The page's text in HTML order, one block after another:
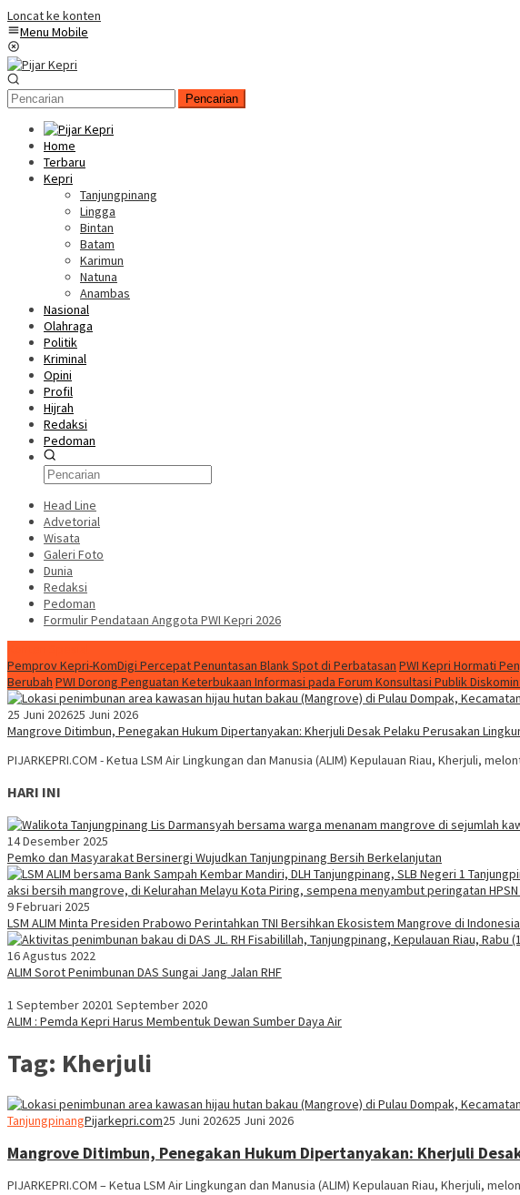
Loncat ke konten
Menu Mobile
Pencarian
Home
Terbaru
Kepri
Tanjungpinang
Lingga
Bintan
Batam
Karimun
Natuna
Anambas
Nasional
Olahraga
Politik
Kriminal
Opini
Profil
Hijrah
Redaksi
Pedoman
Head Line
Advetorial
Wisata
Galeri Foto
Dunia
Redaksi
Pedoman
Formulir Pendataan Anggota PWI Kepri 2026
Pemprov Kepri-KomDigi Percepat Penuntasan Blank Spot di Perbatasan PWI Kepri Hormati
Berubah PWI Dorong Penguatan Keterbukaan Informasi pada Forum Konsultasi Publik
25 Juni 202625 Juni 2026
Mangrove Ditimbun, Penegakan Hukum Dipertanyakan: Kherjuli Desak Pelaku Perusakan
PIJARKEPRI.COM - Ketua LSM Air Lingkungan dan Manusia (ALIM) Kepulauan Riau, Kherjuli,
HARI INI
14 Desember 2025
Pemko dan Masyarakat Bersinergi Wujudkan Tanjungpinang Bersih Berkelanjutan
9 Februari 2025
LSM ALIM Minta Presiden Prabowo Perintahkan TNI Bersihkan Ekosistem Mangrove di Indonesia
16 Agustus 2022
ALIM Sorot Penimbunan DAS Sungai Jang Jalan RHF
1 September 20201 September 2020
ALIM : Pemda Kepri Harus Membentuk Dewan Sumber Daya Air
Tag: Kherjuli
TanjungpinangPijarkepri.com25 Juni 202625 Juni 2026
Mangrove Ditimbun, Penegakan Hukum Dipertanyakan: Kherjuli
PIJARKEPRI.COM – Ketua LSM Air Lingkungan dan Manusia (ALIM) Kepulauan Riau, Kherjuli,